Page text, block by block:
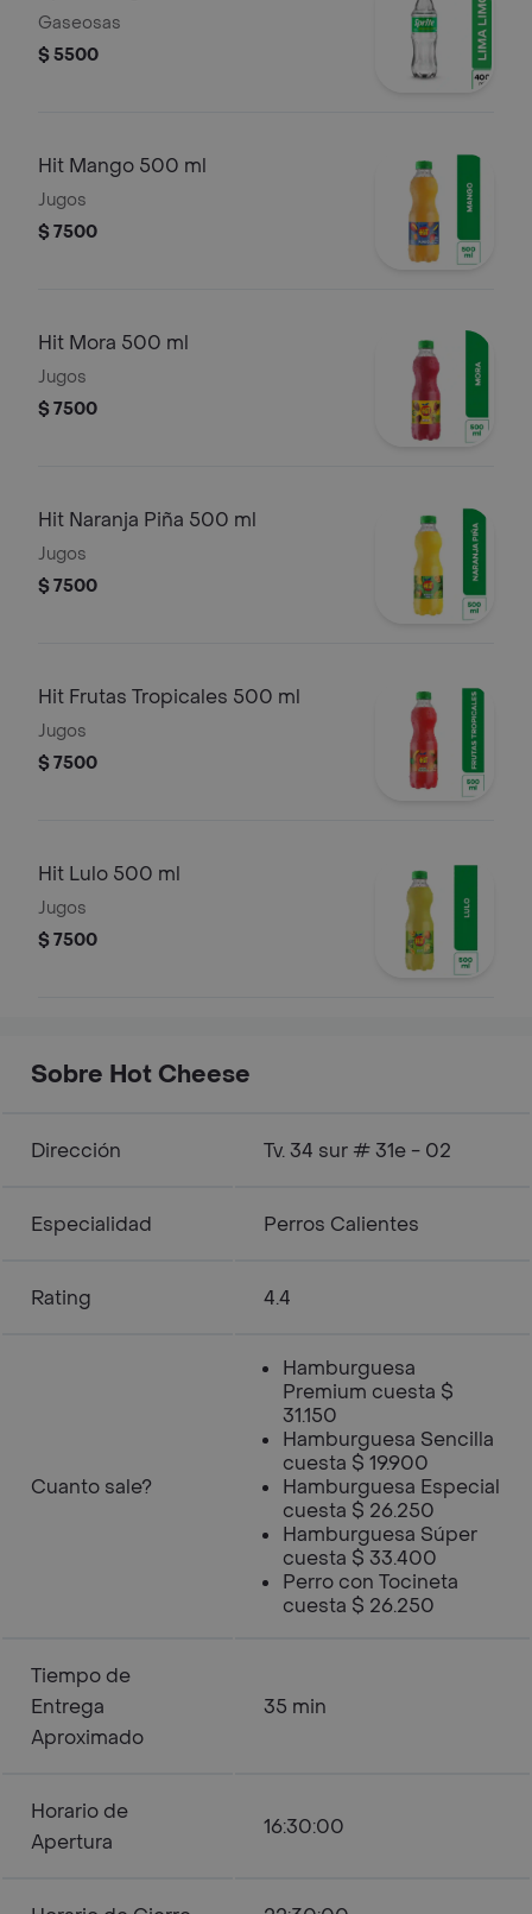
Gaseosas
$ 5500
Hit Mango 500 ml
Jugos
$ 7500
Hit Mora 500 ml
Jugos
$ 7500
Hit Naranja Piña 500 ml
Jugos
$ 7500
Hit Frutas Tropicales 500 ml
Jugos
$ 7500
Hit Lulo 500 ml
Jugos
$ 7500
Sobre Hot Cheese
Dirección Tv. 34 sur # 31e - 02
Especialidad Perros Calientes
Rating 4.4
Cuanto sale?
Hamburguesa
Premium cuesta $
31.150
Hamburguesa Sencilla
cuesta $ 19.900
Hamburguesa Especial
cuesta $ 26.250
Hamburguesa Súper
cuesta $ 33.400
Perro con Tocineta
cuesta $ 26.250
Tiempo de
Entrega
Aproximado
35 min
Horario de
Apertura
16:30:00